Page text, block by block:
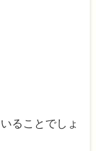
ることでしょ